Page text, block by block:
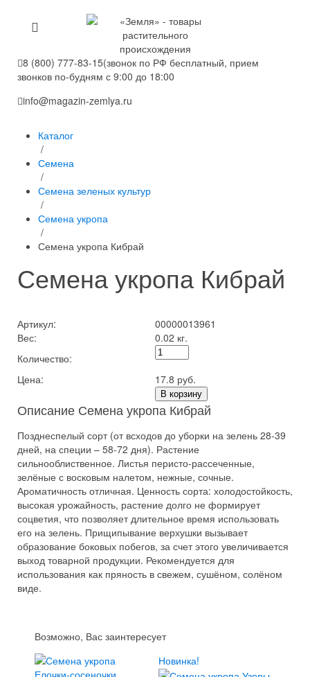
8 (800) 777-83-15(звонок по РФ бесплатный, прием
звонков по-будням с 9:00 до 18:00
info@magazin-zemlya.ru
Каталог
/
Семена
/
Семена зеленых культур
/
Семена укропа
/
Семена укропа Кибрай
Семена укропа Кибрай
Артикул:
00000013961
Вес:
0.02 кг.
Количество:
Цена:
17.8 руб.
В корзину
Описание Семена укропа Кибрай
Позднеспелый сорт (от всходов до уборки на зелень 28-39
дней, на специи – 58-72 дня). Растение
сильнооблиственное. Листья перисто-рассеченные,
зелёные с восковым налетом, нежные, сочные.
Ароматичность отличная. Ценность сорта: холодостойкость,
высокая урожайность, растение долго не формирует
соцветия, что позволяет длительное время использовать
его на зелень. Прищипывание верхушки вызывает
образование боковых побегов, за счет этого увеличивается
выход товарной продукции. Рекомендуется для
использования как пряность в свежем, сушёном, солёном
виде.
Возможно, Вас заинтересует
Новинка!